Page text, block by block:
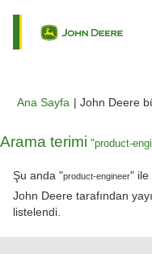
Ana Sayfa | John Deere
Arama terimi "product-
Şu anda "product-engineer" ile
John Deere tarafından
listelendi.